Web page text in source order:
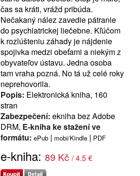
čas sa kráti, vrážd pribúda.
Nečakaný nález zavedie pátranie
do psychiatrickej liečebne. Kľúčom
k rozlúšteniu záhady je nájdenie
spojivka medzi obeťami a niekým z
obyvateľov ústavu. Jedna osoba
tam vraha pozná. No tá už celé roky
neprehovorila.
Popis: Elektronická kniha, 160
stran
Zabezpečení: ekniha bez Adobe
DRM, E-kniha ke stažení ve
formátu: ePub | mobi/Kindle | PDF
e-kniha: 89 Kč / 4.5 €